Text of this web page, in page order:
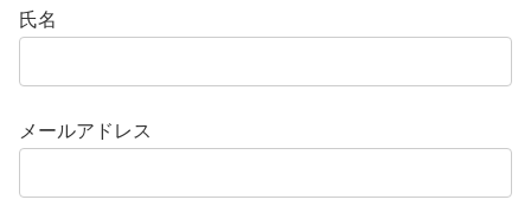
氏名
メールアドレス